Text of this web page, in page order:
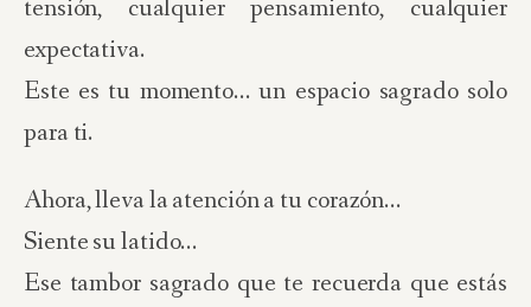
tensión, cualquier pensamiento, cualquier
expectativa.
Este es tu momento… un espacio sagrado solo
para ti.
Ahora, lleva la atención a tu corazón…
Siente su latido…
Ese tambor sagrado que te recuerda que estás